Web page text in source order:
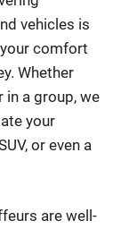
vehicles is
comfort
Whether
in a group, we
your
or even a
are well-